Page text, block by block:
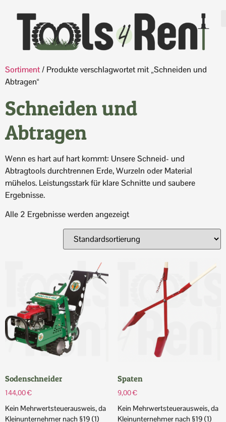
Sortiment/ Produkte verschlagwortet mit „Schneiden und
Abtragen“
Schneiden und
Abtragen
Wenn es hart auf hart kommt: Unsere Schneid- und
Abtragtools durchtrennen Erde, Wurzeln oder Material
mühelos. Leistungsstark für klare Schnitte und saubere
Ergebnisse.
Alle 2 Ergebnisse werden angezeigt
Sodenschneider
144,00€
Kein Mehrwertsteuerausweis, da
Kleinunternehmer nach §19 (1)
Spaten
9,00€
Kein Mehrwertsteuerausweis, da
Kleinunternehmer nach §19 (1)